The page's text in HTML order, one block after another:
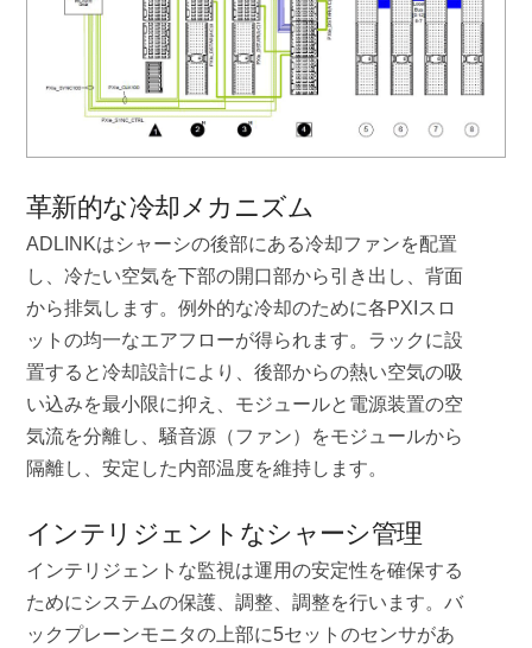
革新的な冷却メカニズム
ADLINKはシャーシの後部にある冷却ファンを配置
し、冷たい空気を下部の開口部から引き出し、背面
から排気します。例外的な冷却のために各PXIスロ
ットの均一なエアフローが得られます。ラックに設
置すると冷却設計により、後部からの熱い空気の吸
い込みを最小限に抑え、モジュールと電源装置の空
気流を分離し、騒音源（ファン）をモジュールから
隔離し、安定した内部温度を維持します。
インテリジェントなシャーシ管理
インテリジェントな監視は運用の安定性を確保する
ためにシステムの保護、調整、調整を行います。バ
ックプレーンモニタの上部に5セットのセンサがあ